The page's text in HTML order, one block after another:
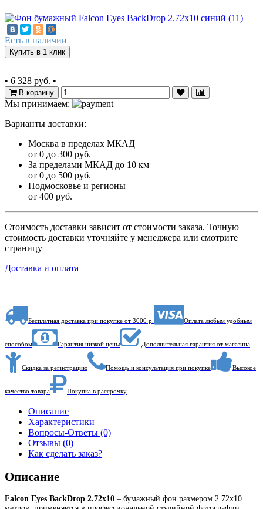
Есть в наличии
Купить в 1 клик
• 6 328 руб. •
В корзину
Мы принимаем:
Варианты доставки:
Москва в пределах МКАД
от 0 до 300 руб.
За пределами МКАД до 10 км
от 0 до 500 руб.
Подмосковье и регионы
от 400 руб.
Стоимость доставки зависит от стоимости заказа. Точную
стоимость доставки уточняйте у менеджера или смотрите
страницу
Доставка и оплата
Бесплатная доставка при покупке от 3000 р. Оплата любым удобным
способом Гарантия низкой цены Дополнительная гарантия от магазина
Скидка за регистрацию Помощь и консультация при покупке Высокое
качество товара Покупка в рассрочку
Описание
Характеристики
Вопросы-Ответы (0)
Отзывы (0)
Как сделать заказ?
Описание
Falcon Eyes BackDrop 2.72x10 – бумажный фон размером 2.72х10